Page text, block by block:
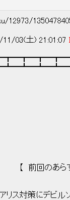
12973/
11/03(土) 21:01:07
前回のあらす
デビルソー